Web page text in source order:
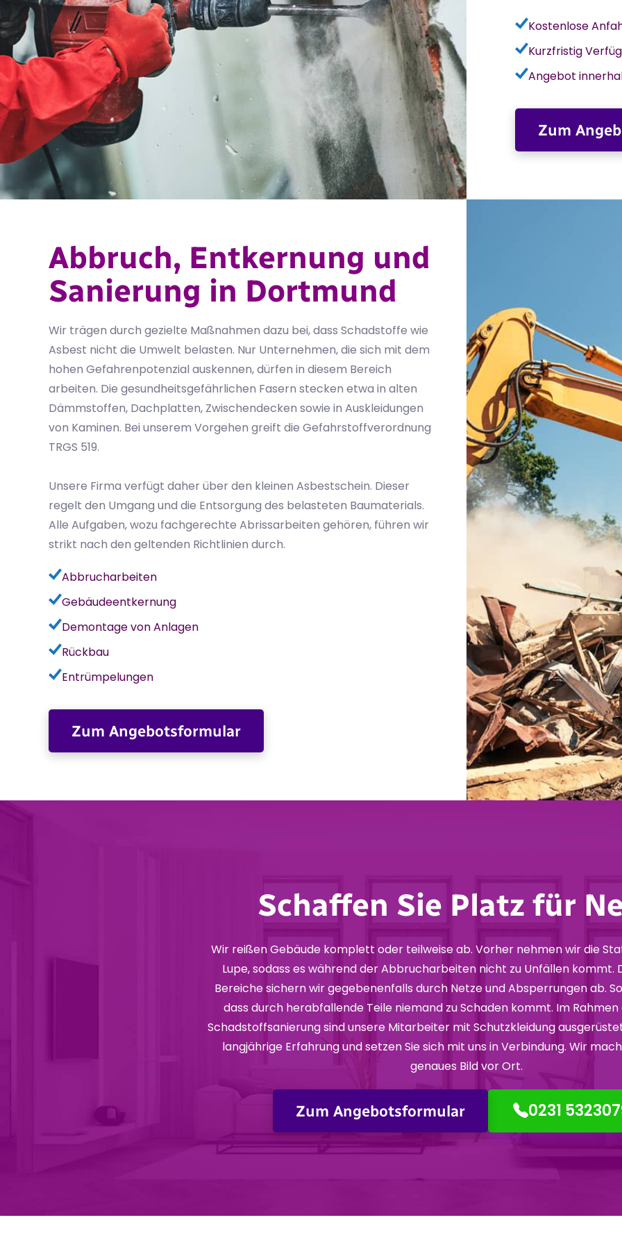
Kostenlose
Kurzfristig
Angebot
Zum
Abbruch, Entkernung und
Sanierung in Dortmund
Wir trägen durch gezielte Maßnahmen dazu bei, dass Schadstoffe wie
Asbest nicht die Umwelt belasten. Nur Unternehmen, die sich mit dem
hohen Gefahrenpotenzial auskennen, dürfen in diesem Bereich
arbeiten. Die gesundheitsgefährlichen Fasern stecken etwa in alten
Dämmstoffen, Dachplatten, Zwischendecken sowie in Auskleidungen
von Kaminen. Bei unserem Vorgehen greift die Gefahrstoffverordnung
TRGS 519.
Unsere Firma verfügt daher über den kleinen Asbestschein. Dieser
regelt den Umgang und die Entsorgung des belasteten Baumaterials.
Alle Aufgaben, wozu fachgerechte Abrissarbeiten gehören, führen wir
strikt nach den geltenden Richtlinien durch.
Abbrucharbeiten
Gebäudeentkernung
Demontage von Anlagen
Rückbau
Entrümpelungen
Zum Angebotsformular
Schaffen Sie Platz für
Wir reißen Gebäude komplett oder teilweise ab. Vorher nehmen wir die
Lupe, sodass es während der Abbrucharbeiten nicht zu Unfällen kommt.
Bereiche sichern wir gegebenenfalls durch Netze und Absperrungen ab.
dass durch herabfallende Teile niemand zu Schaden kommt. Im
Schadstoffsanierung sind unsere Mitarbeiter mit Schutzkleidung
langjährige Erfahrung und setzen Sie sich mit uns in Verbindung. Wir
genaues Bild vor Ort.
Zum Angebotsformular 0231